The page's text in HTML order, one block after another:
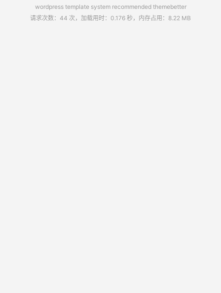
wordpress template system recommended themebetter
请求次数：44 次，加载用时：0.176 秒，内存占用：8.22 MB